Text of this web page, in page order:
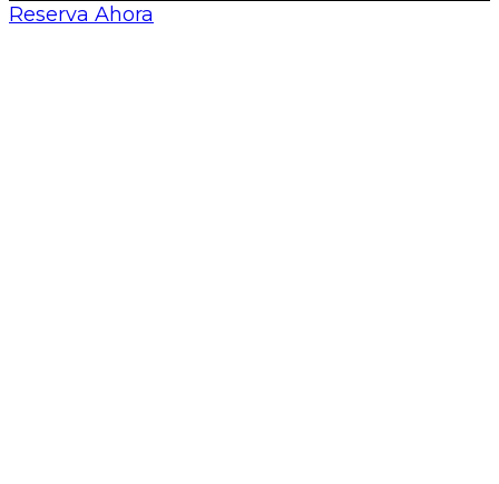
Reserva Ahora